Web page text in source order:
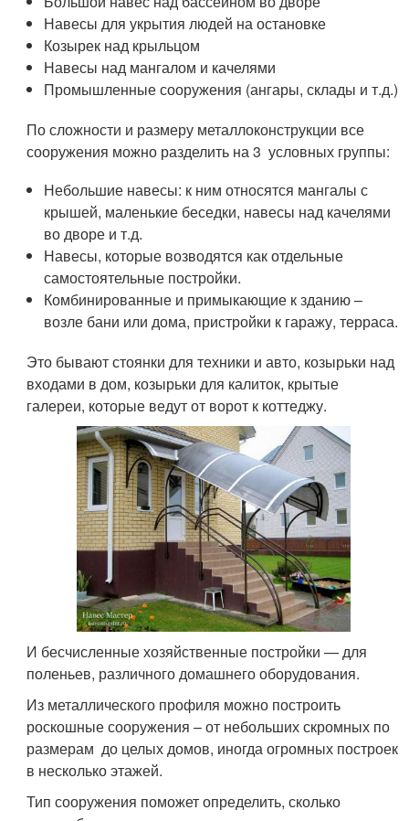
Навесы для укрытия людей на остановке
Козырек над крыльцом
Навесы над мангалом и качелями
Промышленные сооружения (ангары, склады и т.д.)
По сложности и размеру металлоконструкции все
сооружения можно разделить на 3 условных группы:
Небольшие навесы: к ним относятся мангалы с
крышей, маленькие беседки, навесы над качелями
во дворе и т.д.
Навесы, которые возводятся как отдельные
самостоятельные постройки.
Комбинированные и примыкающие к зданию –
возле бани или дома, пристройки к гаражу, терраса.
Это бывают стоянки для техники и авто, козырьки над
входами в дом, козырьки для калиток, крытые
галереи, которые ведут от ворот к коттеджу.
И бесчисленные хозяйственные постройки — для
поленьев, различного домашнего оборудования.
Из металлического профиля можно построить
роскошные сооружения – от небольших скромных по
размерам до целых домов, иногда огромных построек
в несколько этажей.
Тип сооружения поможет определить, сколько